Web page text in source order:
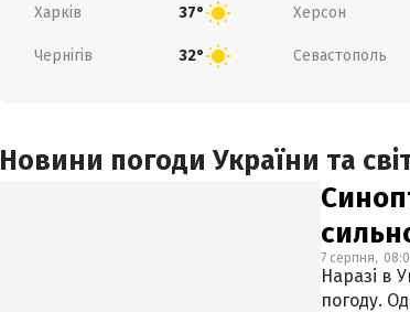
Харків 37° Херсон
Чернігів 32° Севастополь
Новини погоди України та
7 серпня,
Наразі в
погоду.